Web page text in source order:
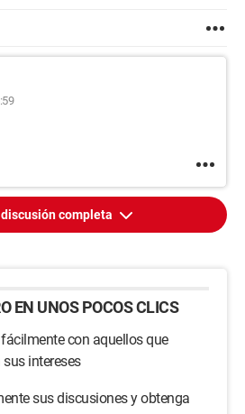
completa
EN UNOS POCOS CLICS
con aquellos que
intereses
sus discusiones y obtenga